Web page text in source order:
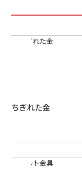
ちぎれた金